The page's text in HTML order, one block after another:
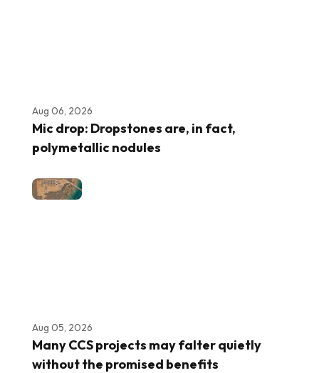
Aug 06, 2026
Mic drop: Dropstones are, in fact,
polymetallic nodules
Aug 05, 2026
Many CCS projects may falter quietly
without the promised benefits